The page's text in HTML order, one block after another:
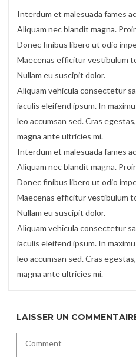
Interdum et malesuada fames
Aliquam nec blandit magna.
Donec finibus libero ut odio
Maecenas efficitur vestibulum
Nullam eu suscipit dolor.
Aliquam vehicula consectetur
iaculis eleifend ipsum. In
leo accumsan sed. Cras
magna ante ultricies mi.
Interdum et malesuada fames
Aliquam nec blandit magna.
Donec finibus libero ut odio
Maecenas efficitur vestibulum
Nullam eu suscipit dolor.
Aliquam vehicula consectetur
iaculis eleifend ipsum. In
leo accumsan sed. Cras
magna ante ultricies mi.
LAISSER UN